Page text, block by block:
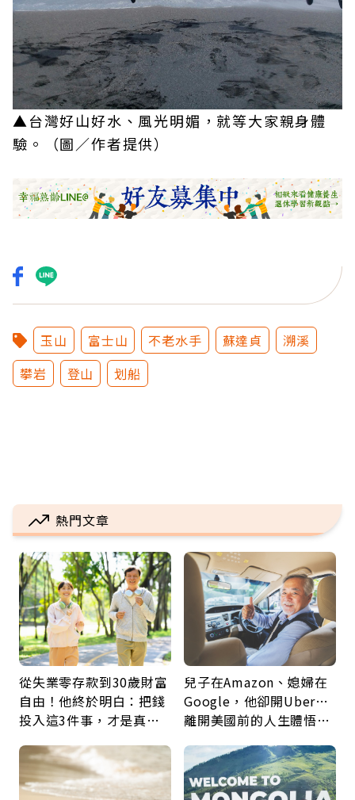
▲台灣好山好水、風光明媚，就等大家親身體
驗。（圖／作者提供）
玉山 富士山 不老水手 蘇達貞
溯溪
攀岩
登山 划船
熱門文章
從失業零存款到30歲財富
自由！他終於明白：把錢
投入這3件事，才是真正
兒子在Amazon、媳婦在
Google，他卻開Uber…
離開美國前的人生體悟：